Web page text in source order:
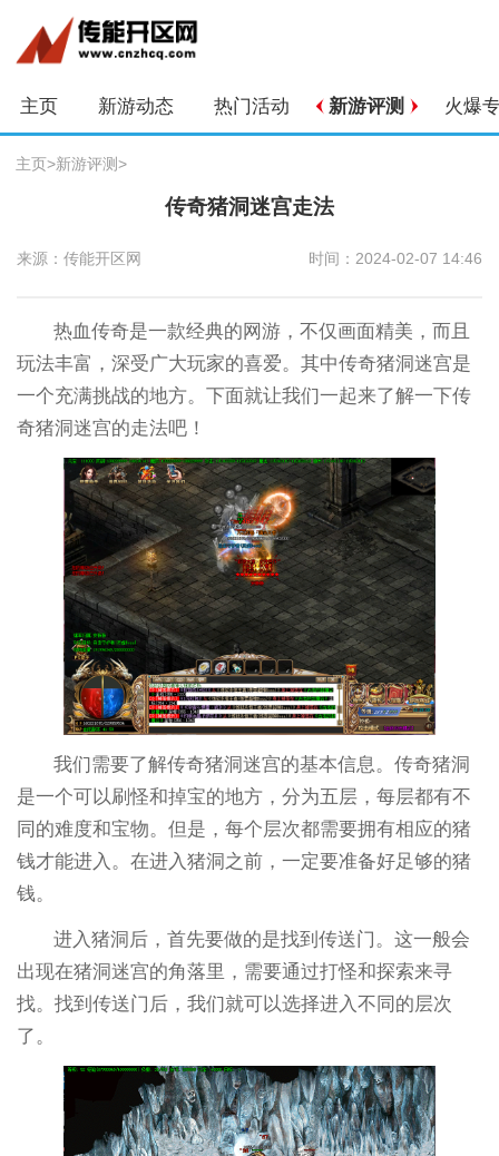
主页 新游动态 热门活动 新游评测 火爆
主页>新游评测>
传奇猪洞迷宫走法
来源：传能开区网 时间：2024-02-07 14:46
热血传奇是一款经典的网游，不仅画面精美，而且
玩法丰富，深受广大玩家的喜爱。其中传奇猪洞迷宫是
一个充满挑战的地方。下面就让我们一起来了解一下传
奇猪洞迷宫的走法吧！
我们需要了解传奇猪洞迷宫的基本信息。传奇猪洞
是一个可以刷怪和掉宝的地方，分为五层，每层都有不
同的难度和宝物。但是，每个层次都需要拥有相应的猪
钱才能进入。在进入猪洞之前，一定要准备好足够的猪
钱。
进入猪洞后，首先要做的是找到传送门。这一般会
出现在猪洞迷宫的角落里，需要通过打怪和探索来寻
找。找到传送门后，我们就可以选择进入不同的层次
了。